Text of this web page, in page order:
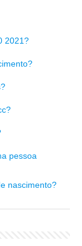
2021?
pessoa
nascimento?